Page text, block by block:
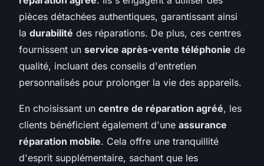
pièces détachées authentiques, garantissant ainsi
la durabilité des réparations. De plus, ces centres
fournissent un service après-vente téléphonie de
qualité, incluant des conseils d'entretien
personnalisés pour prolonger la vie des appareils.
En choisissant un centre de réparation agréé, les
clients bénéficient également d'une assurance
réparation mobile. Cela offre une tranquillité
d'esprit supplémentaire, sachant que les